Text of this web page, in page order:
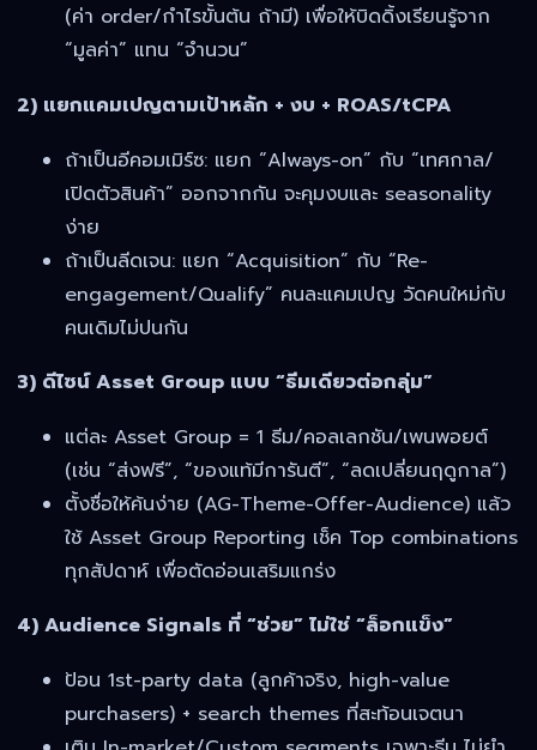
(ค่า order/กำไรขั้นต้น ถ้ามี) เพื่อให้บิดดิ้งเรียนรู้จาก
“มูลค่า” แทน “จำนวน”
2) แยกแคมเปญตามเป้าหลัก + งบ + ROAS/tCPA
ถ้าเป็นอีคอมเมิร์ซ: แยก “Always-on” กับ “เทศกาล/
เปิดตัวสินค้า” ออกจากกัน จะคุมงบและ seasonality
ง่าย
ถ้าเป็นลีดเจน: แยก “Acquisition” กับ “Re-
engagement/Qualify” คนละแคมเปญ วัดคนใหม่กับ
คนเดิมไม่ปนกัน
3) ดีไซน์ Asset Group แบบ “ธีมเดียวต่อกลุ่ม”
แต่ละ Asset Group = 1 ธีม/คอลเลกชัน/เพนพอยต์
(เช่น “ส่งฟรี”, “ของแท้มีการันตี”, “ลดเปลี่ยนฤดูกาล”)
ตั้งชื่อให้ค้นง่าย (AG-Theme-Offer-Audience) แล้ว
ใช้ Asset Group Reporting เช็ค Top combinations
ทุกสัปดาห์ เพื่อตัดอ่อนเสริมแกร่ง
4) Audience Signals ที่ “ช่วย” ไม่ใช่ “ล็อกแข็ง”
ป้อน 1st-party data (ลูกค้าจริง, high-value
purchasers) + search themes ที่สะท้อนเจตนา